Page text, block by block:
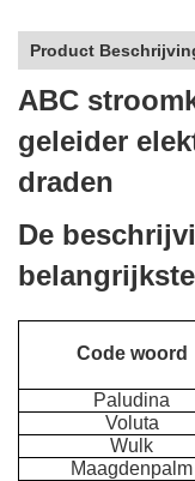
Product
ABC
geleider
draden
De
Code woord
Paludina
Voluta
Wulk
Maagdenpalm